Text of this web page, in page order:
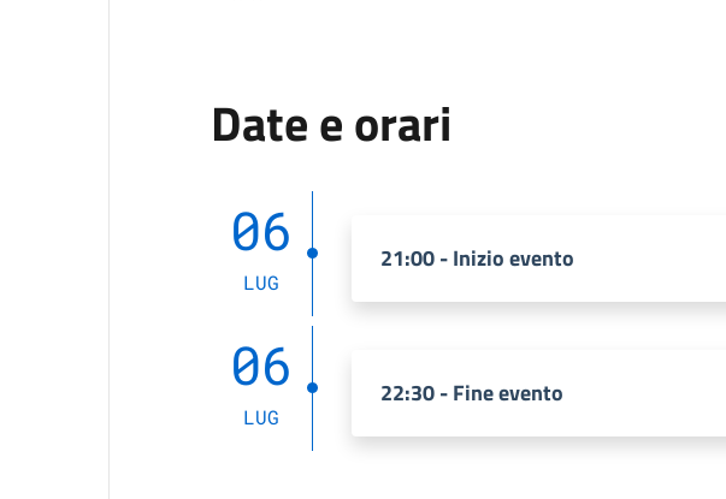
Date e orari
06
LUG
21:00 - Inizio evento
06
LUG
22:30 - Fine evento